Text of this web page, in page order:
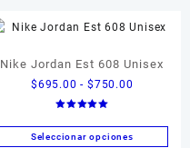
Nike Jordan Est 608 Unisex
$695.00 - $750.00
desde
5.00
de 5
Seleccionar opciones